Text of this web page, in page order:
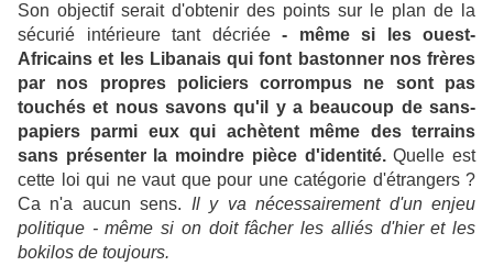
Son objectif serait d'obtenir des points sur le plan de la
sécurié intérieure tant décriée - même si les ouest-
Africains et les Libanais qui font bastonner nos frères
par nos propres policiers corrompus ne sont pas
touchés et nous savons qu'il y a beaucoup de sans-
papiers parmi eux qui achètent même des terrains
sans présenter la moindre pièce d'identité.Quelle est
cette loi qui ne vaut que pour une catégorie d'étrangers ?
Ca n'a aucun sens. Il y va nécessairement d'un enjeu
politique - même si on doit fâcher les alliés d'hier et les
bokilos de toujours.